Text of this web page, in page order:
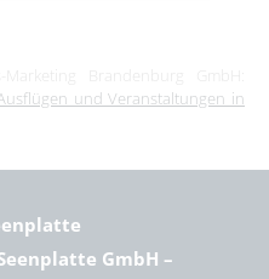
und Veranstaltungen in
GmbH –